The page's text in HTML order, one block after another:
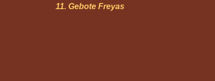
11. Gebote Freyas